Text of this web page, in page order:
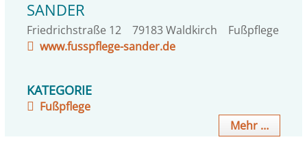
ANDER
Friedrichstraße 12 79183Waldkirch
Fußpflege
www.fusspflege-sander.de
KATEGORIE
Fußpflege
Mehr …